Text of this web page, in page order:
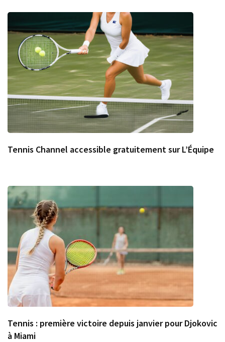
Tennis Channel accessible gratuitement sur L’Équipe
Tennis : première victoire depuis janvier pour Djokovic
à Miami